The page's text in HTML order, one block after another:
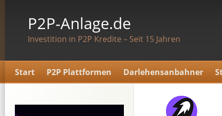
P2P-Anlage.de
Investition in P2P Kredite – Seit 15 Jahren
Start P2P Plattformen Darlehensanbahner